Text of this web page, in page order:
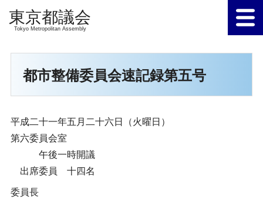
Tokyo Metropolitan Assembly
都市整備委員会速記録第五号
平成二十一年五月二十六日（火曜日）
第六委員会室
午後一時開議
出席委員 十四名
委員長